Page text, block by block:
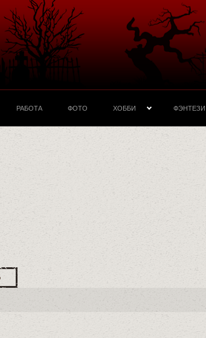
РАБОТА ФОТО ХОББИ ФЭНТЕЗИ